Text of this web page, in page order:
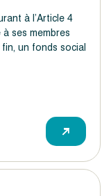
à l’Article 4
ses membres
un fonds social